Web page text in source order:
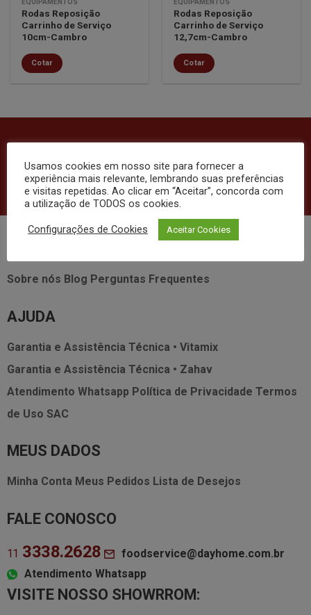
Rodas Reposição
Carrinho de Serviço
10cm-Cambro
Cotar
Rodas Reposição
Carrinho de Serviço
12,7cm-Cambro
Cotar
NOVIDADES E PROMOÇÕES!
Sobre nós Blog Perguntas Frequentes
AJUDA
Garantia e Assistência Técnica • Vitamix
Garantia e Assistência Técnica • Zahav
Atendimento Whatsapp Política de Privacidade Termos
de Uso SAC
MEUS DADOS
Minha Conta Meus Pedidos Lista de Desejos
FALE CONOSCO
11 3338.2628
foodservice@dayhome.com.br
Atendimento Whatsapp
VISITE NOSSO SHOWRROM:
Usamos cookies em nosso site para fornecer a
experiência mais relevante, lembrando suas preferências
e visitas repetidas. Ao clicar em “Aceitar”, concorda com
a utilização de TODOS os cookies.
Configurações de Cookies Aceitar Cookies